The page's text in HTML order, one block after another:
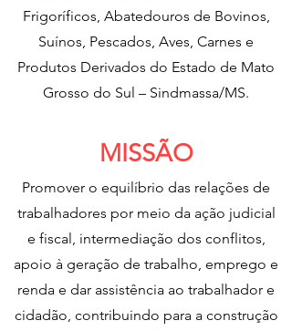
Frigoríficos, Abatedouros de Bovinos,
Suínos, Pescados, Aves, Carnes e
Produtos Derivados do Estado de Mato
Grosso do Sul – Sindmassa/MS.
MISSÃO
Promover o equilíbrio das relações de
trabalhadores por meio da ação judicial
e fiscal, intermediação dos conflitos,
apoio à geração de trabalho, emprego e
renda e dar assistência ao trabalhador e
cidadão, contribuindo para a construção